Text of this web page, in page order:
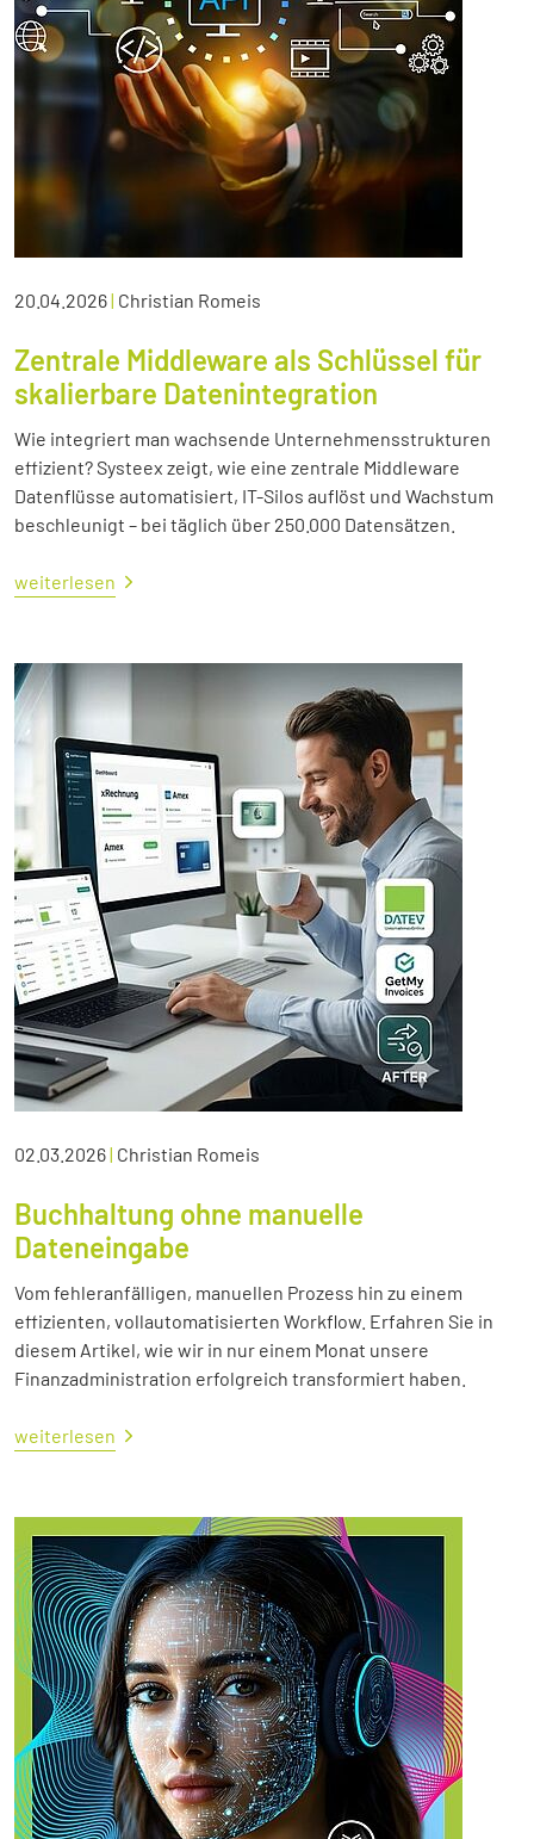
20.04.2026| Christian Romeis
Zentrale Middleware als Schlüssel für
skalierbare Datenintegration
Wie integriert man wachsende Unternehmensstrukturen
effizient? Systeex zeigt, wie eine zentrale Middleware
Datenflüsse automatisiert, IT-Silos auflöst und Wachstum
beschleunigt – bei täglich über 250.000 Datensätzen.
weiterlesen
02.03.2026| Christian Romeis
Buchhaltung ohne manuelle
Dateneingabe
Vom fehleranfälligen, manuellen Prozess hin zu einem
effizienten, vollautomatisierten Workflow. Erfahren Sie in
diesem Artikel, wie wir in nur einem Monat unsere
Finanzadministration erfolgreich transformiert haben.
weiterlesen